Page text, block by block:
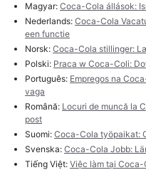
Magyar: Coca-Cola állások:
Nederlands: Coca-Cola
een functie
Norsk: Coca-Cola stillinger:
Polski: Praca w Coca-Coli:
Português: Empregos na
vaga
Română: Locuri de muncă la
post
Suomi: Coca-Cola työpaikat:
Svenska: Coca-Cola Jobb:
Tiếng Việt: Việc làm tại